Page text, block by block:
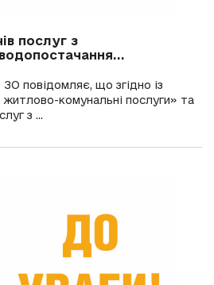
послуг з
повідомляє, що згідно із
комунальні послуги» та
з ...